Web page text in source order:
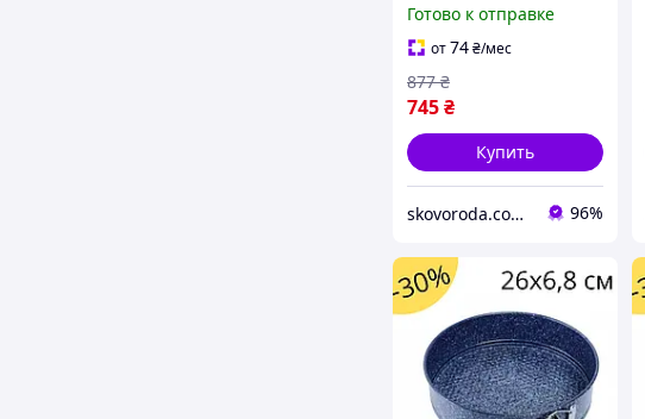
из 3 шт со съемным
дном и антипригарным
Готово к отправке
от74₴/мес
745₴
877 ₴
Купить
skovoroda.com.ua – все для кухни и дома 96%